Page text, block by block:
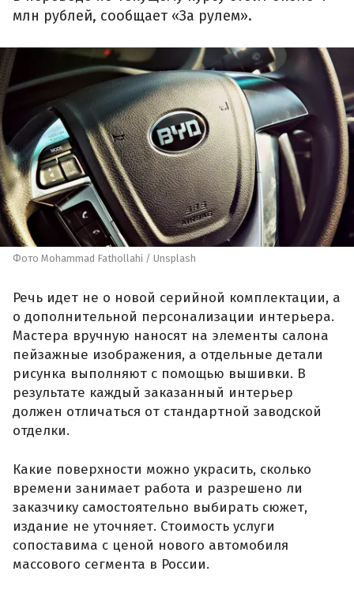
млн рублей, сообщает «За рулем».
Фото Mohammad Fathollahi / Unsplash
Речь идет не о новой серийной комплектации, а
о дополнительной персонализации интерьера.
Мастера вручную наносят на элементы салона
пейзажные изображения, а отдельные детали
рисунка выполняют с помощью вышивки. В
результате каждый заказанный интерьер
должен отличаться от стандартной заводской
отделки.
Какие поверхности можно украсить, сколько
времени занимает работа и разрешено ли
заказчику самостоятельно выбирать сюжет,
издание не уточняет. Стоимость услуги
сопоставима с ценой нового автомобиля
массового сегмента в России.